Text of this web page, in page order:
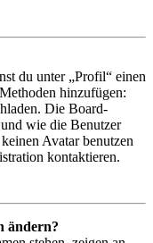
du unter „Profil“ einen
hinzufügen:
Die Board-
wie die Benutzer
Avatar benutzen
kontaktieren.
ändern?